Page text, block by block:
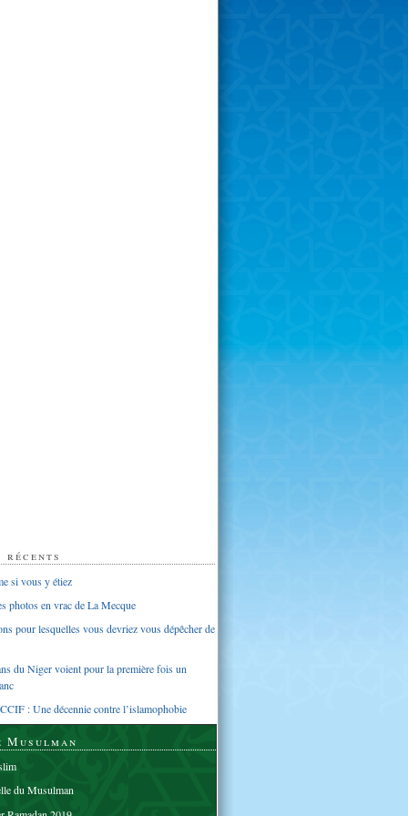
si vous y étiez
photos en vrac de La Mecque
pour lesquelles vous devriez vous dépêcher de
du Niger voient pour la première fois un
: Une décennie contre l’islamophobie
Musulman
du Musulman